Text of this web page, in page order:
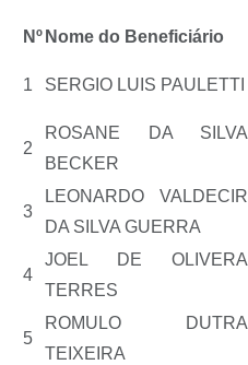
Nº Nome do Beneficiário
1 SERGIO LUIS PAULETTI
2
ROSANE DA SILVA
BECKER
3
LEONARDO VALDECIR
DA SILVA GUERRA
4
JOEL DE OLIVERA
TERRES
5
ROMULO DUTRA
TEIXEIRA